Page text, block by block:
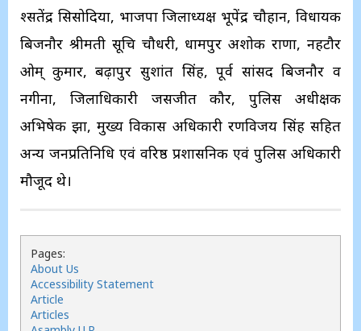
श्सतेंद्र सिसोदिया, भाजपा जिलाध्यक्ष भूपेंद्र चौहान, विधायक
बिजनौर श्रीमती सूचि चौधरी, धामपुर अशोक राणा, नहटौर
ओम् कुमार, बढ़ापुर सुशांत सिंह, पूर्व सांसद बिजनौर व
नगीना, जिलाधिकारी जसजीत कौर, पुलिस अधीक्षक
अभिषेक झा, मुख्य विकास अधिकारी रणविजय सिंह सहित
अन्य जनप्रतिनिधि एवं वरिष्ठ प्रशासनिक एवं पुलिस अधिकारी
मौजूद थे।
Pages:
About Us
Accessibility Statement
Article
Articles